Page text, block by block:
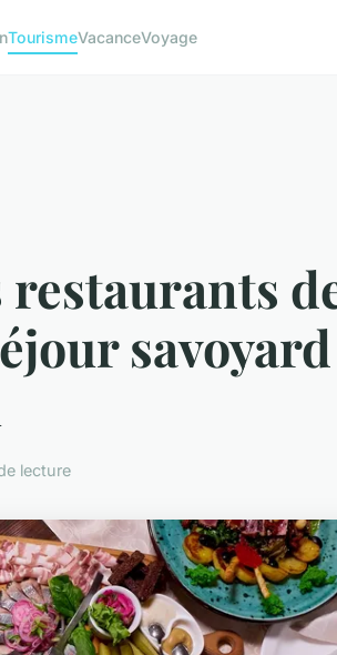
TourismeVacanceVoyage
restaurants
savoyard
lecture